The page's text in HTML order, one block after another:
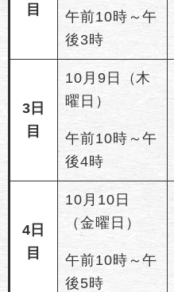
目
午前10時～午
後3時
3日
目
10月9日（木
曜日）
午前10時～午
後4時
4日
目
10月10日
（金曜日）
午前10時～午
後5時